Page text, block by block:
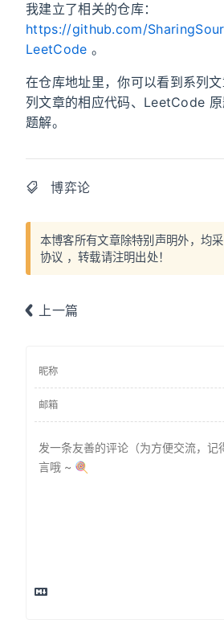
我建立了相关的仓库：
https://github.com/
LeetCode 。
在仓库地址里，你可以看到系列
列文章的相应代码、LeetCode
题解。
博弈论
本博客所有文章除特别声明外，均
协议 ，转载请注明出处！
上一篇